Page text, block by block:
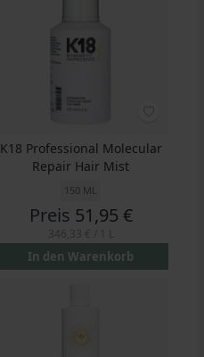
K18 Professional Molecular
Repair Hair Mist
150 ML
Preis 51,95 €
In den Warenkorb